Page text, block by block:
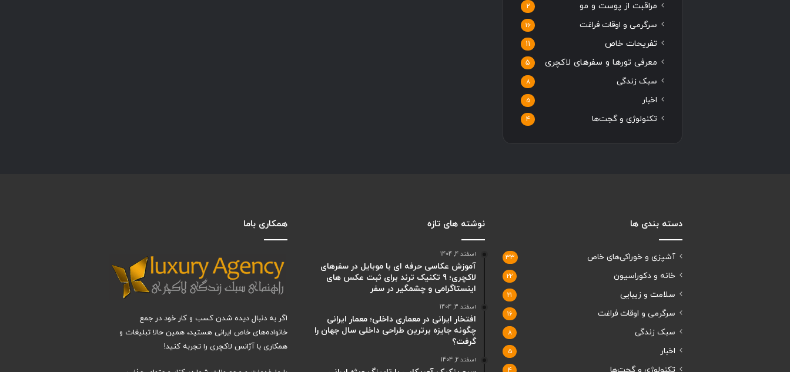
مراقبت از پوست و مو 2
سرگرمی و اوقات فراغت 16
تفریحات خاص 11
معرفی تورها و سفرهای لاکچری 5
سبک زندگی 8
اخبار 5
تکنولوژی و گجت‌ها 4
دسته بندی ها
آشپزی و خوراکی‌های خاص 33
خانه و دکوراسیون 22
سلامت و زیبایی 21
سرگرمی و اوقات فراغت 16
سبک زندگی 8
اخبار 5
نوشته های تازه
اسفند 4, 1404
آموزش عکاسی حرفه ای با موبایل در سفرهای
لاکچری؛ 9 تکنیک ترند برای ثبت عکس های
اینستاگرامی و چشمگیر در سفر
اسفند 3, 1404
افتخار ایرانی در معماری داخلی؛ معمار ایرانی
چگونه جایزه برترین طراحی داخلی سال جهان را
گرفت؟
اسفند 2, 1404
همکاری باما
اگر به دنبال دیده شدن کسب و کار خود در جمع
خانواده‌های خاص ایرانی هستید، همین حالا تبلیغات و
همکاری با آژانس لاکچری را تجربه کنید!